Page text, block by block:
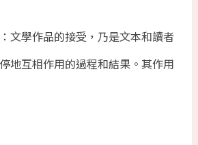
文學作品的接受，乃是文本和讀者
地互相作用的過程和結果。其作用